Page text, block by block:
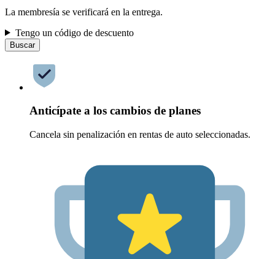
La membresía se verificará en la entrega.
Tengo un código de descuento
Buscar
Anticípate a los cambios de planes
Cancela sin penalización en rentas de auto seleccionadas.